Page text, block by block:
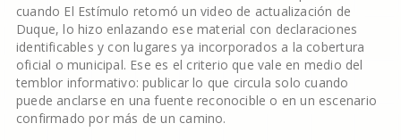
cuando El Estímulo retomó un video de actualización de
Duque, lo hizo enlazando ese material con declaraciones
identificables y con lugares ya incorporados a la cobertura
oficial o municipal. Ese es el criterio que vale en medio del
temblor informativo: publicar lo que circula solo cuando
puede anclarse en una fuente reconocible o en un escenario
confirmado por más de un camino.